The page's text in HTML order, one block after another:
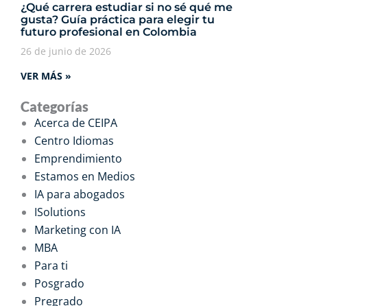
¿Qué carrera estudiar si no sé qué me
gusta? Guía práctica para elegir tu
futuro profesional en Colombia
26 de junio de 2026
VER MÁS »
Categorías
Acerca de CEIPA
Centro Idiomas
Emprendimiento
Estamos en Medios
IA para abogados
ISolutions
Marketing con IA
MBA
Para ti
Posgrado
Pregrado